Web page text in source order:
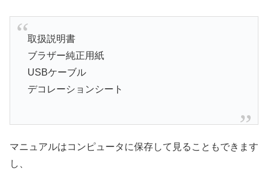
取扱説明書
ブラザー純正用紙
USBケーブル
デコレーションシート
マニュアルはコンピュータに保存して見ることもできます
し、